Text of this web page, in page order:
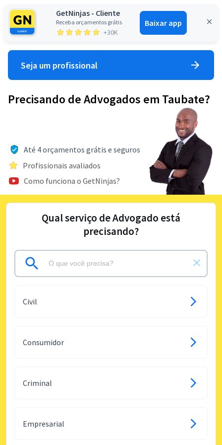
GetNinjas - Cliente
Receba orçamentos grátis
+30K
Baixar app
Entrar
Seja um profissional
Precisando de Advogados em Taubate?
Até 4 orçamentos grátis e seguros
Profissionais avaliados
Como funciona o GetNinjas?
Qual serviço de Advogado está
precisando?
Civil
Consumidor
Criminal
Empresarial